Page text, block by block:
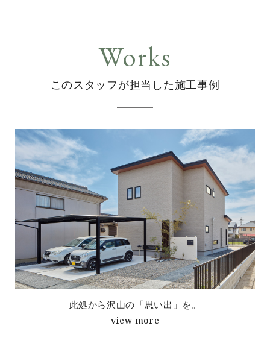
このスタッフが担当した施工事例
此処から沢山の「思い出」を。
view more